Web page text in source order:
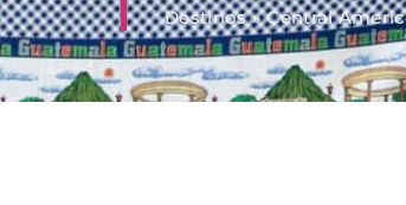
Destinos»Central